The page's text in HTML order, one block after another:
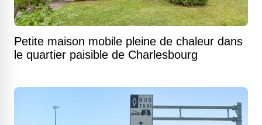
Petite maison mobile pleine de chaleur dans
le quartier paisible de Charlesbourg